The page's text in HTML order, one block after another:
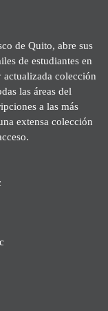
de Quito, abre sus
de estudiantes en
actualizada colección
las áreas del
a las más
extensa colección